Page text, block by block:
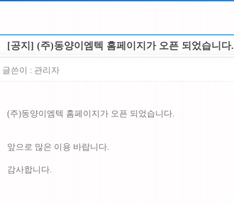
[공지] (주)동양이엠텍 홈페이지가 오픈 되었습니다.
글쓴이 : 관리자
(주)동양이엠텍 홈페이지가 오픈 되었습니다.
앞으로 많은 이용 바랍니다.
감사합니다.